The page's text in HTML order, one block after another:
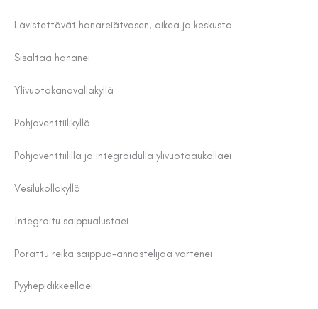
Lävistettävät hanareiätvasen, oikea ja keskusta
Sisältää hananei
Ylivuotokanavallakyllä
Pohjaventtiilikyllä
Pohjaventtiilillä ja integroidulla ylivuotoaukollaei
Vesilukollakyllä
Integroitu saippualustaei
Porattu reikä saippua-annostelijaa vartenei
Pyyhepidikkeelläei